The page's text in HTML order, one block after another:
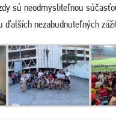
sú neodmysliteľnou
ďalších nezabudnuteľných